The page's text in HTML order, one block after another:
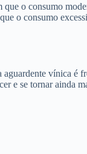
o consumo
o consumo
vínica é
e se tornar ainda